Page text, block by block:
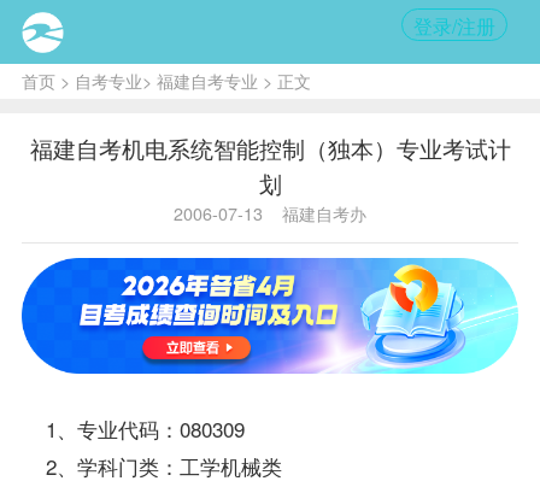
登录/注册
首页> 自考专业> 福建自考专业 > 正文
福建自考机电系统智能控制（独本）专业考试计
划
2006-07-13 福建自考办
1、专业代码：080309
2、学科门类：工学机械类